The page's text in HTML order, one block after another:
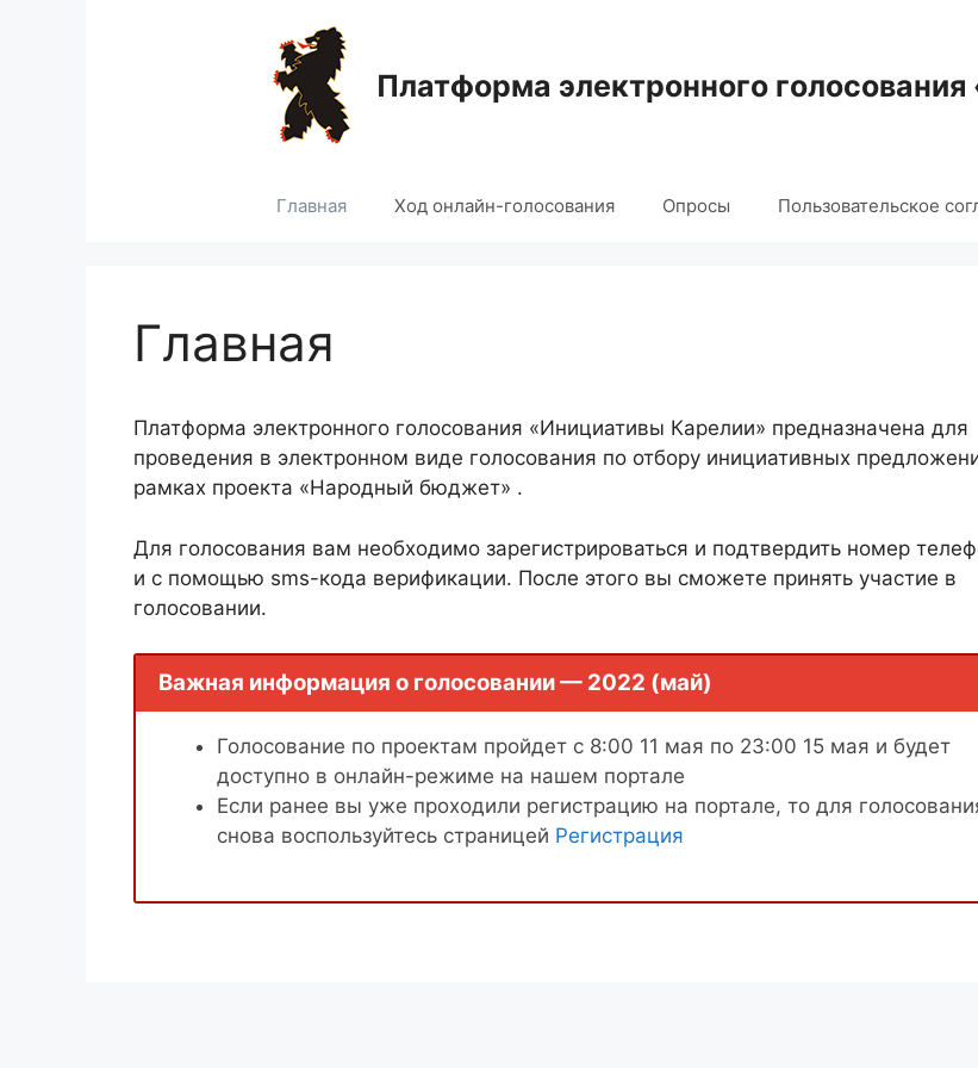
Платформа электронного
Главная Ход онлайн-голосования Опросы Пользовательское
Главная
Платформа электронного голосования «Инициативы Карелии» предназначена для
проведения в электронном виде голосования по отбору инициативных
рамках проекта «Народный бюджет» .
Для голосования вам необходимо зарегистрироваться и подтвердить номер
и с помощью sms-кода верификации. После этого вы сможете принять участие в
голосовании.
Важная информация о голосовании — 2022 (май)
Голосование по проектам пройдет с 8:00 11 мая по 23:00 15 мая и будет
доступно в онлайн-режиме на нашем портале
Если ранее вы уже проходили регистрацию на портале, то для
снова воспользуйтесь страницей Регистрация